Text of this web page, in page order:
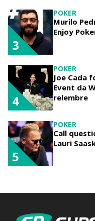
POKER
Murilo
Enjoy
3
POKER
Joe Cada
Event da
relembre
4
POKER
Call
Lauri
5